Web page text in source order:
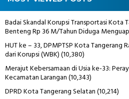
Badai Skandal Korupsi Transportasi Kota
Benteng Rp 36 M/Tahun Diduga Menguap
HUT ke – 33, DPMPTSP Kota Tangerang
dari Korupsi (WBK)(10,380)
Merajut Kebersamaan di Usia ke-33:
Kecamatan Larangan(10,343)
DPRD Kota Tangerang Selatan(10,214)